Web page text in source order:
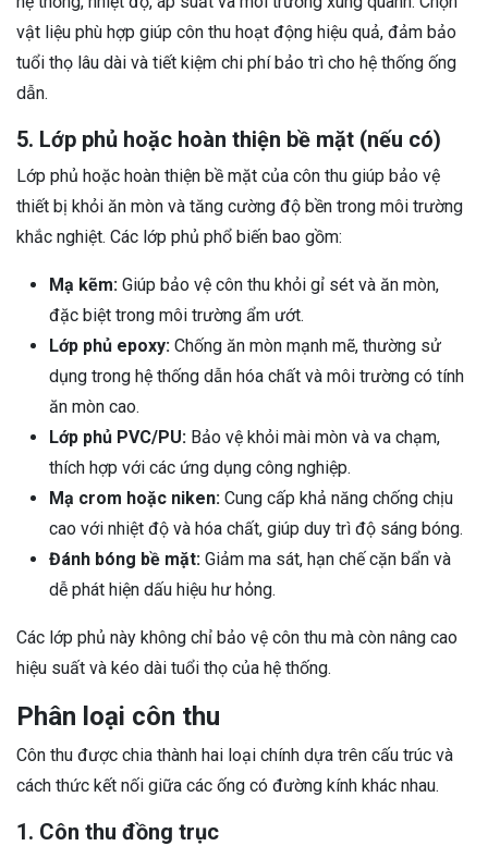
vật liệu phù hợp giúp côn thu hoạt động hiệu quả, đảm bảo
tuổi thọ lâu dài và tiết kiệm chi phí bảo trì cho hệ thống ống
dẫn.
5. Lớp phủ hoặc hoàn thiện bề mặt (nếu có)
Lớp phủ hoặc hoàn thiện bề mặt của côn thu giúp bảo vệ
thiết bị khỏi ăn mòn và tăng cường độ bền trong môi trường
khắc nghiệt. Các lớp phủ phổ biến bao gồm:
Mạ kẽm: Giúp bảo vệ côn thu khỏi gỉ sét và ăn mòn,
đặc biệt trong môi trường ẩm ướt.
Lớp phủ epoxy: Chống ăn mòn mạnh mẽ, thường sử
dụng trong hệ thống dẫn hóa chất và môi trường có tính
ăn mòn cao.
Lớp phủ PVC/PU: Bảo vệ khỏi mài mòn và va chạm,
thích hợp với các ứng dụng công nghiệp.
Mạ crom hoặc niken: Cung cấp khả năng chống chịu
cao với nhiệt độ và hóa chất, giúp duy trì độ sáng bóng.
Đánh bóng bề mặt: Giảm ma sát, hạn chế cặn bẩn và
dễ phát hiện dấu hiệu hư hỏng.
Các lớp phủ này không chỉ bảo vệ côn thu mà còn nâng cao
hiệu suất và kéo dài tuổi thọ của hệ thống.
Phân loại côn thu
Côn thu được chia thành hai loại chính dựa trên cấu trúc và
cách thức kết nối giữa các ống có đường kính khác nhau.
1. Côn thu đồng trục